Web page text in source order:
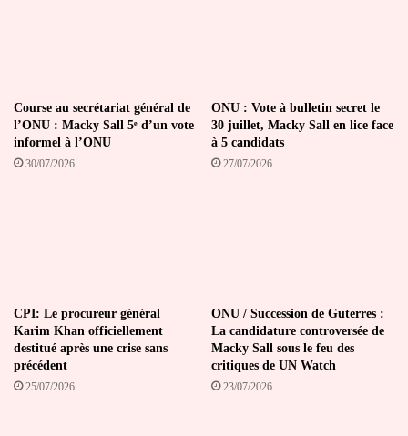
Course au secrétariat général de
l’ONU : Macky Sall 5ᵉ d’un vote
informel à l’ONU
30/07/2026
ONU : Vote à bulletin secret le
30 juillet, Macky Sall en lice face
à 5 candidats
27/07/2026
CPI: Le procureur général
Karim Khan officiellement
destitué après une crise sans
précédent
25/07/2026
ONU / Succession de Guterres :
La candidature controversée de
Macky Sall sous le feu des
critiques de UN Watch
23/07/2026